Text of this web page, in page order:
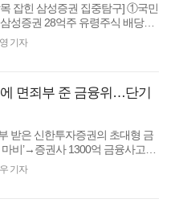
잡힌 삼성증권 집중탐구] ①국민
성증권 28억주 유령주식 배당으
원 소송 재판 중증시 활황에 실
기자
면죄부 준 금융위…단기
받은 신한투자증권의 초대형 금
비’→증권사 1300억 금융사고발
스템 ‘진짜 시험대’금융당국 제동
기자